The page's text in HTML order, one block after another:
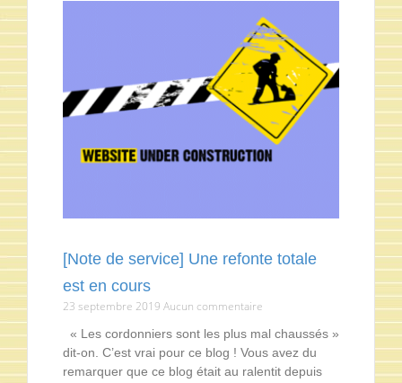
[Note de service] Une refonte totale
est en cours
23 septembre 2019 Aucun commentaire
« Les cordonniers sont les plus mal chaussés »
dit-on. C’est vrai pour ce blog ! Vous avez du
remarquer que ce blog était au ralentit depuis